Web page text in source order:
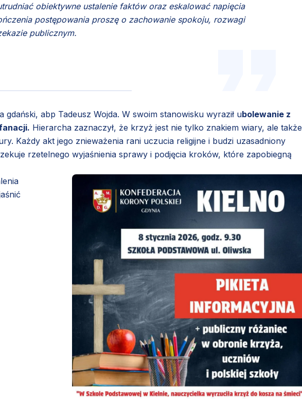
obiektywne ustalenie faktów oraz eskalować napięcia
postępowania proszę o zachowanie spokoju, rozwagi
publicznym.
gdański, abp Tadeusz Wojda. W swoim stanowisku wyraził ubolewanie z
Hierarcha zaznaczył, że krzyż jest nie tylko znakiem wiary, ale także
Każdy akt jego znieważenia rani uczucia religijne i budzi uzasadniony
rzetelnego wyjaśnienia sprawy i podjęcia kroków, które zapobiegną